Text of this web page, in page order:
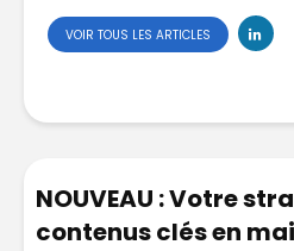
VOIR TOUS LES ARTICLES
NOUVEAU : Votre
contenus clés en